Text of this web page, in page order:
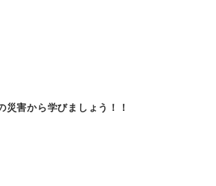
害から学びましょう！！